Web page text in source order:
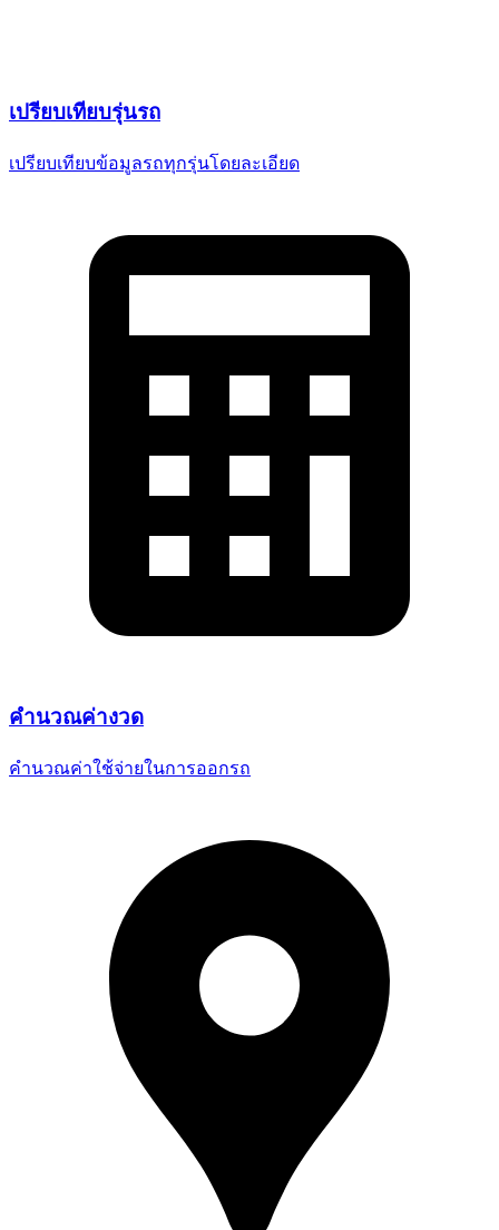
เปรียบเทียบรุ่นรถ
เปรียบเทียบข้อมูลรถทุกรุ่นโดยละเอียด
คำนวณค่างวด
คำนวณค่าใช้จ่ายในการออกรถ